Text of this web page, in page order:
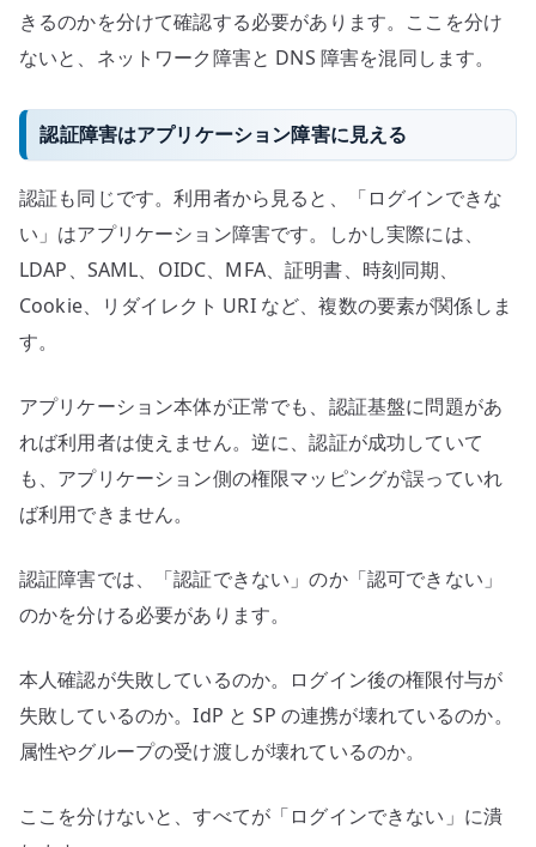
きるのかを分けて確認する必要があります。ここを分け
ないと、ネットワーク障害と DNS 障害を混同します。
認証障害はアプリケーション障害に見える
認証も同じです。利用者から見ると、「ログインできな
い」はアプリケーション障害です。しかし実際には、
LDAP、SAML、OIDC、MFA、証明書、時刻同期、
Cookie、リダイレクト URI など、複数の要素が関係しま
す。
アプリケーション本体が正常でも、認証基盤に問題があ
れば利用者は使えません。逆に、認証が成功していて
も、アプリケーション側の権限マッピングが誤っていれ
ば利用できません。
認証障害では、「認証できない」のか「認可できない」
のかを分ける必要があります。
本人確認が失敗しているのか。ログイン後の権限付与が
失敗しているのか。IdP と SP の連携が壊れているのか。
属性やグループの受け渡しが壊れているのか。
ここを分けないと、すべてが「ログインできない」に潰